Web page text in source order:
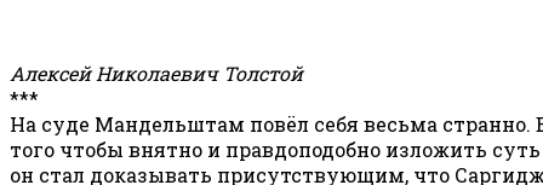
Алексей Николаевич Толстой
***
На суде Мандельштам повёл себя весьма странно.
того чтобы внятно и правдоподобно изложить
он стал доказывать присутствующим, что